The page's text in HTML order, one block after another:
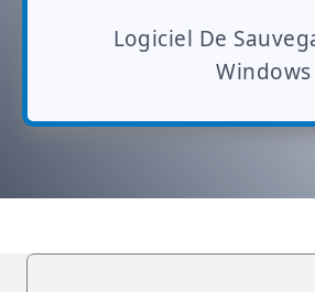
Logiciel De
Windows